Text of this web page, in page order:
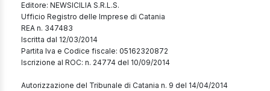
Editore: NEWSICILIA S.R.L.S.
Ufficio Registro delle Imprese di Catania
REA n. 347483
Iscritta dal 12/03/2014
Partita Iva e Codice fiscale: 05162320872
Iscrizione al ROC: n. 24774 del 10/09/2014
Autorizzazione del Tribunale di Catania n. 9 del 14/04/2014